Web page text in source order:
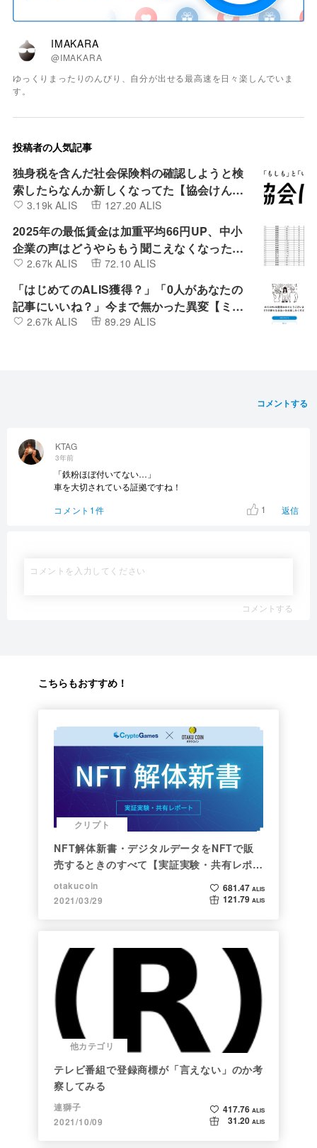
IMAKARA
@IMAKARA
ゆっくりまったりのんびり、自分が出せる最高速を日々楽しんでいま
す。
投稿者の人気記事
独身税を含んだ社会保険料の確認しようと検
索したらなんか新しくなってた【協会けん
ぽ】3.19k ALIS 127.20 ALIS
2025年の最低賃金は加重平均66円UP、中小
企業の声はどうやらもう聞こえなくなったよ
うです。
2.67k ALIS 72.10 ALIS
「はじめてのALIS獲得？」「0人があなたの
記事にいいね？」今まで無かった異変【ミン
カブIR】
2.67k ALIS 89.29 ALIS
コメントする
KTAG
3年前
「鉄粉ほぼ付いてない…」
車を大切されている証拠ですね！
コメント1件
1 返信
コメントする
こちらもおすすめ！
クリプト
NFT解体新書・デジタルデータをNFTで販
売するときのすべて【実証実験・共有レポー
ト】
otakucoin
2021/03/29
681.47 ALIS
121.79 ALIS
他カテゴリ
テレビ番組で登録商標が「言えない」のか考
察してみる
連獅子
2021/10/09
417.76 ALIS
31.20 ALIS